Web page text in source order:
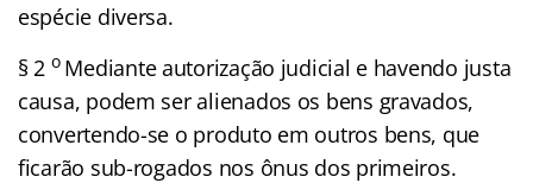
espécie diversa.
§ 2 o Mediante autorização judicial e havendo justa
causa, podem ser alienados os bens gravados,
convertendo-se o produto em outros bens, que
ficarão sub-rogados nos ônus dos primeiros.